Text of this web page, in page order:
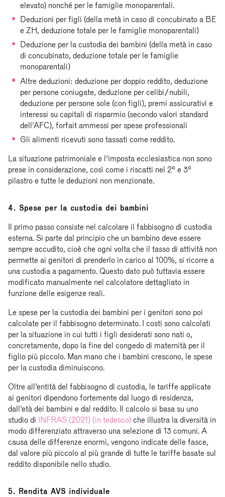
elevato) nonché per le famiglie monoparentali.
Deduzioni per figli (della metà in caso di concubinato a BE
e ZH, deduzione totale per le famiglie monoparentali)
Deduzione per la custodia dei bambini (della metà in caso
di concubinato, deduzione totale per le famiglie
monoparentali)
Altre deduzioni: deduzione per doppio reddito, deduzione
per persone coniugate, deduzione per celibi/nubili,
deduzione per persone sole (con figli), premi assicurativi e
interessi su capitali di risparmio (secondo valori standard
dell'AFC), forfait ammessi per spese professionali
Gli alimenti ricevuti sono tassati come reddito.
La situazione patrimoniale e l'imposta ecclesiastica non sono
prese in considerazione, così come i riscatti nel 2° e 3°
pilastro e tutte le deduzioni non menzionate.
4. Spese per la custodia dei bambini
Il primo passo consiste nel calcolare il fabbisogno di custodia
esterna. Si parte dal principio che un bambino deve essere
sempre accudito, cioè che ogni volta che il tasso di attività non
permette ai genitori di prenderlo in carico al 100%, si ricorre a
una custodia a pagamento. Questo dato può tuttavia essere
modificato manualmente nel calcolatore dettagliato in
funzione delle esigenze reali.
Le spese per la custodia dei bambini per i genitori sono poi
calcolate per il fabbisogno determinato. I costi sono calcolati
per la situazione in cui tutti i figli desiderati sono nati o,
concretamente, dopo la fine del congedo di maternità per il
figlio più piccolo. Man mano che i bambini crescono, le spese
per la custodia diminuiscono.
Oltre all'entità del fabbisogno di custodia, le tariffe applicate
ai genitori dipendono fortemente dal luogo di residenza,
dall'età dei bambini e dal reddito. Il calcolo si basa su uno
studio di INFRAS (2021) (in tedesco) che illustra la diversità in
modo differenziato attraverso una selezione di 13 comuni. A
causa delle differenze enormi, vengono indicate delle fasce,
dal valore più piccolo al più grande di tutte le tariffe basate sul
reddito disponibile nello studio.
5. Rendita AVS individuale